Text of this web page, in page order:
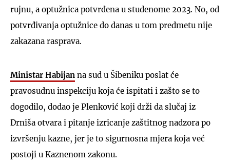
rujnu, a optužnica potvrđena u studenome 2023. No, od
potvrđivanja optužnice do danas u tom predmetu nije
zakazana rasprava.
Ministar Habijan na sud u Šibeniku poslat će
pravosudnu inspekciju koja će ispitati i zašto se to
dogodilo, dodao je Plenković koji drži da slučaj iz
Drniša otvara i pitanje izricanje zaštitnog nadzora po
izvršenju kazne, jer je to sigurnosna mjera koja već
postoji u Kaznenom zakonu.